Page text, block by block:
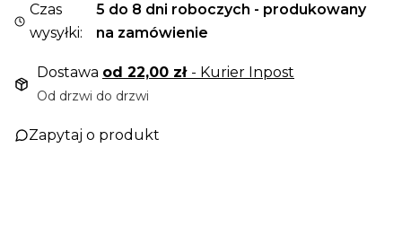
Czas
wysyłki:
5 do 8 dni roboczych - produkowany
na zamówienie
Dostawa od 22,00 zł - Kurier Inpost
Od drzwi do drzwi
Zapytaj o produkt